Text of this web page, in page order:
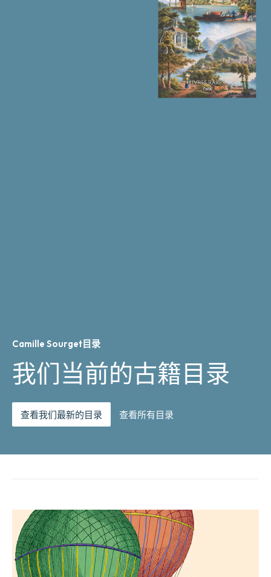
Camille Sourget目录
我们当前的古籍目录
查看我们最新的目录 查看所有目录